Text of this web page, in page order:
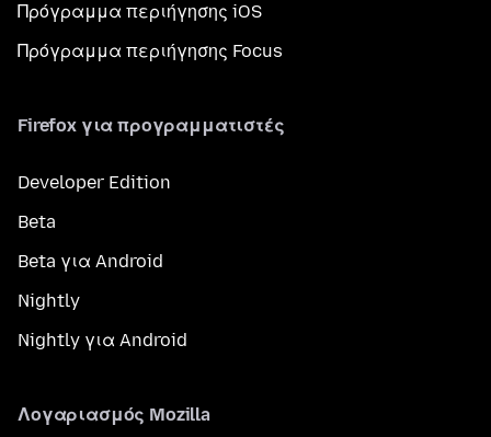
Πρόγραμμα περιήγησης iOS
Πρόγραμμα περιήγησης Focus
Firefox για προγραμματιστές
Developer Edition
Beta
Beta για Android
Nightly
Nightly για Android
Λογαριασμός Mozilla